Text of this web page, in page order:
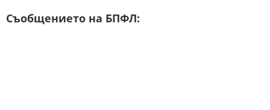
Съобщението на БПФЛ: